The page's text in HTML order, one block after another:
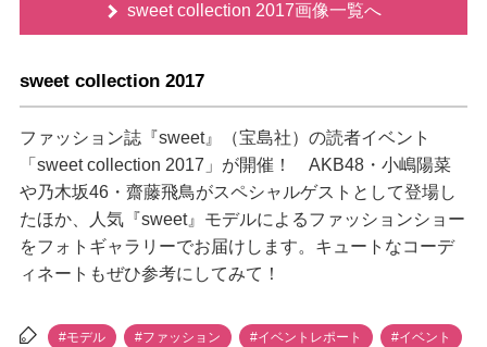
sweet collection 2017画像一覧へ
sweet collection 2017
ファッション誌『sweet』（宝島社）の読者イベント
「sweet collection 2017」が開催！ AKB48・小嶋陽菜
乃木坂46・齋藤飛鳥がスペシャルゲストとして登場し
たほか、人気『sweet』モデルによるファッションショー
をフォトギャラリーでお届けします。キュートなコーデ
ィネートもぜひ参考にしてみて！
#モデル #ファッション #イベントレポート #イベント